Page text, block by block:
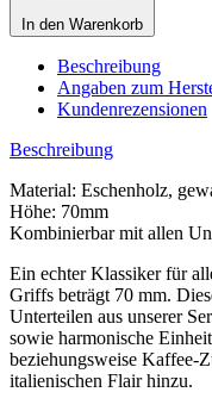
In den Warenkorb
Beschreibung
Angaben zum
Kundenrezensionen
Beschreibung
Material: Eschenholz,
Höhe: 70mm
Kombinierbar mit allen
Ein echter Klassiker für
Griffs beträgt 70 mm.
Unterteilen aus unserer
sowie harmonische
beziehungsweise Kaffee-
italienischen Flair hinzu.